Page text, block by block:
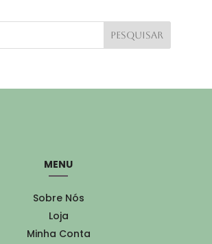
MENU
Sobre Nós
Loja
Minha Conta